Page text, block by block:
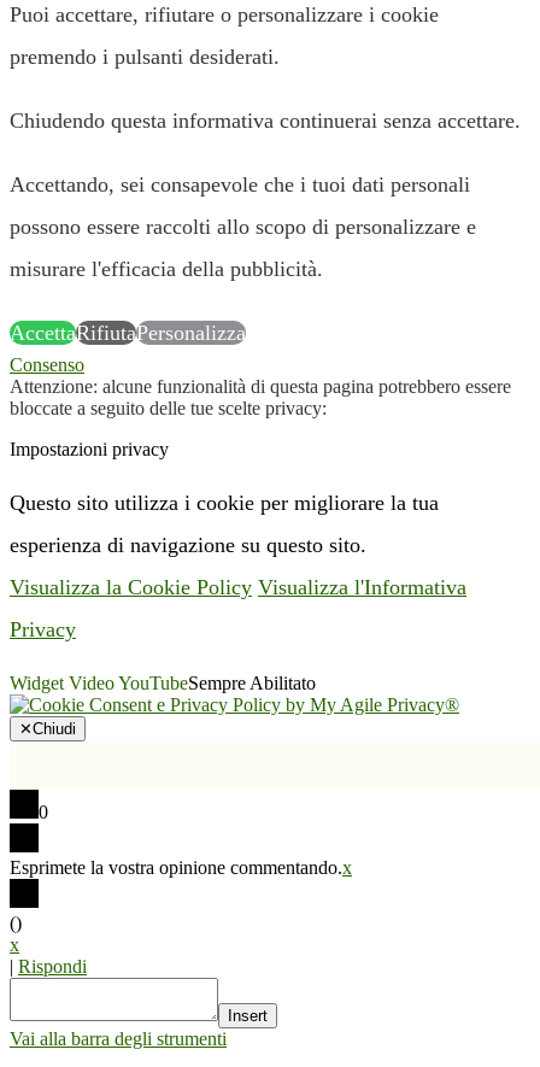
Puoi accettare, rifiutare o personalizzare i cookie
premendo i pulsanti desiderati.
Chiudendo questa informativa continuerai senza accettare.
Accettando, sei consapevole che i tuoi dati personali
possono essere raccolti allo scopo di personalizzare e
misurare l'efficacia della pubblicità.
AccettaRifiutaPersonalizza
Consenso
Attenzione: alcune funzionalità di questa pagina potrebbero essere
bloccate a seguito delle tue scelte privacy:
Impostazioni privacy
Questo sito utilizza i cookie per migliorare la tua
esperienza di navigazione su questo sito.
Visualizza la Cookie Policy Visualizza l'Informativa
Privacy
Widget Video YouTubeSempre Abilitato
✕Chiudi
0
Esprimete la vostra opinione commentando.x
()
x
| Rispondi
Insert
Vai alla barra degli strumenti